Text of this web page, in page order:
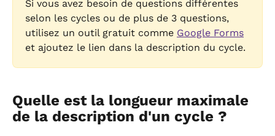
Si vous avez besoin de questions différentes
selon les cycles ou de plus de 3 questions,
utilisez un outil gratuit comme Google Forms
et ajoutez le lien dans la description du cycle.
Quelle est la longueur maximale
de la description d'un cycle ?